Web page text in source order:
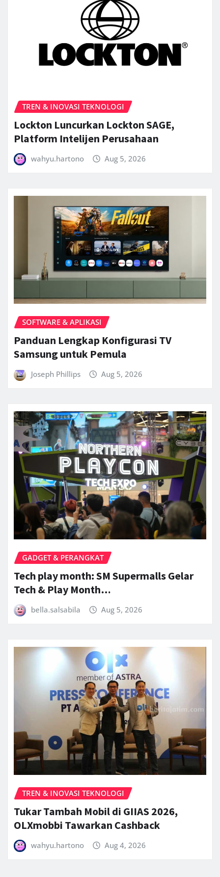
TREN & INOVASI TEKNOLOGI
Lockton Luncurkan Lockton SAGE,
Platform Intelijen Perusahaan
wahyu.hartono Aug 5, 2026
SOFTWARE & APLIKASI
Panduan Lengkap Konfigurasi TV
Samsung untuk Pemula
Joseph Phillips Aug 5, 2026
GADGET & PERANGKAT
Tech play month: SM Supermalls Gelar
Tech & Play Month…
bella.salsabila Aug 5, 2026
TREN & INOVASI TEKNOLOGI
Tukar Tambah Mobil di GIIAS 2026,
OLXmobbi Tawarkan Cashback
wahyu.hartono Aug 4, 2026